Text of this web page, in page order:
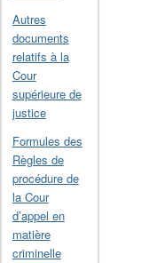
Autres
documents
relatifs à la
Cour
supérieure de
justice
Formules des
Règles de
procédure de
la Cour
d’appel en
matière
criminelle